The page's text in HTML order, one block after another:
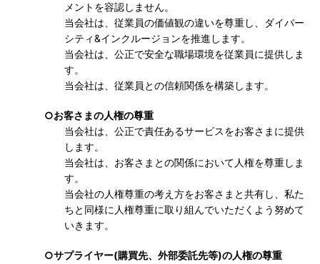
メントを容認しません。
当会社は、従業員の価値観の違いを尊重し、ダイバー
シティ&インクルージョンを推進します。
当会社は、公正で安全な職場環境を従業員に提供しま
す。
当会社は、従業員との信頼関係を構築します。
○お客さまの人権の尊重
当会社は、公正で責任あるサービスをお客さまに提供
します。
当会社は、お客さまとの関係において人権を尊重しま
す。
当会社の人権尊重の考え方をお客さまと共有し、私た
ちと同様に人権尊重に取り組んでいただくよう努めて
いきます。
○サプライヤー(購買先、外部委託先等)の人権の尊重